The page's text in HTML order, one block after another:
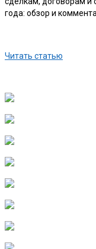
года: обзор и
Читать статью